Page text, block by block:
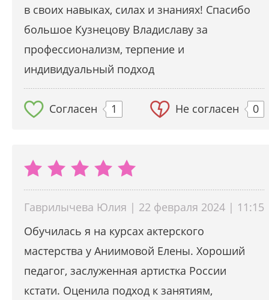
в своих навыках, силах и знаниях! Спасибо
большое Кузнецову Владиславу за
профессионализм, терпение и
индивидуальный подход
Согласен 1 Не согласен 0
Гаврилычева Юлия | 22 февраля 2024 | 11:15
Обучилась я на курсах актерского
мастерства у Аниимовой Елены. Хороший
педагог, заслуженная артистка России
кстати. Оценила подход к занятиям,